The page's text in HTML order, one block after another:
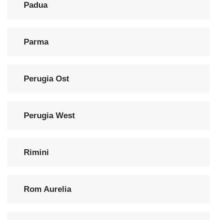
Padua
Parma
Perugia Ost
Perugia West
Rimini
Rom Aurelia